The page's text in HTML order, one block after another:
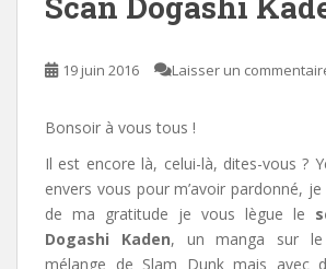
19 juin 2016 Laisser un
Bonsoir à vous tous !
Il est encore là, celui-là, dites-vous ?
envers vous pour m’avoir pardonné,
de ma gratitude je vous lègue le
Dogashi Kaden, un manga sur
mélange de Slam Dunk mais avec